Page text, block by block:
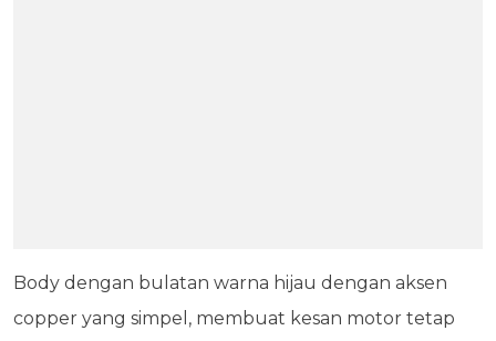
Body dengan bulatan warna hijau dengan aksen
copper yang simpel, membuat kesan motor tetap